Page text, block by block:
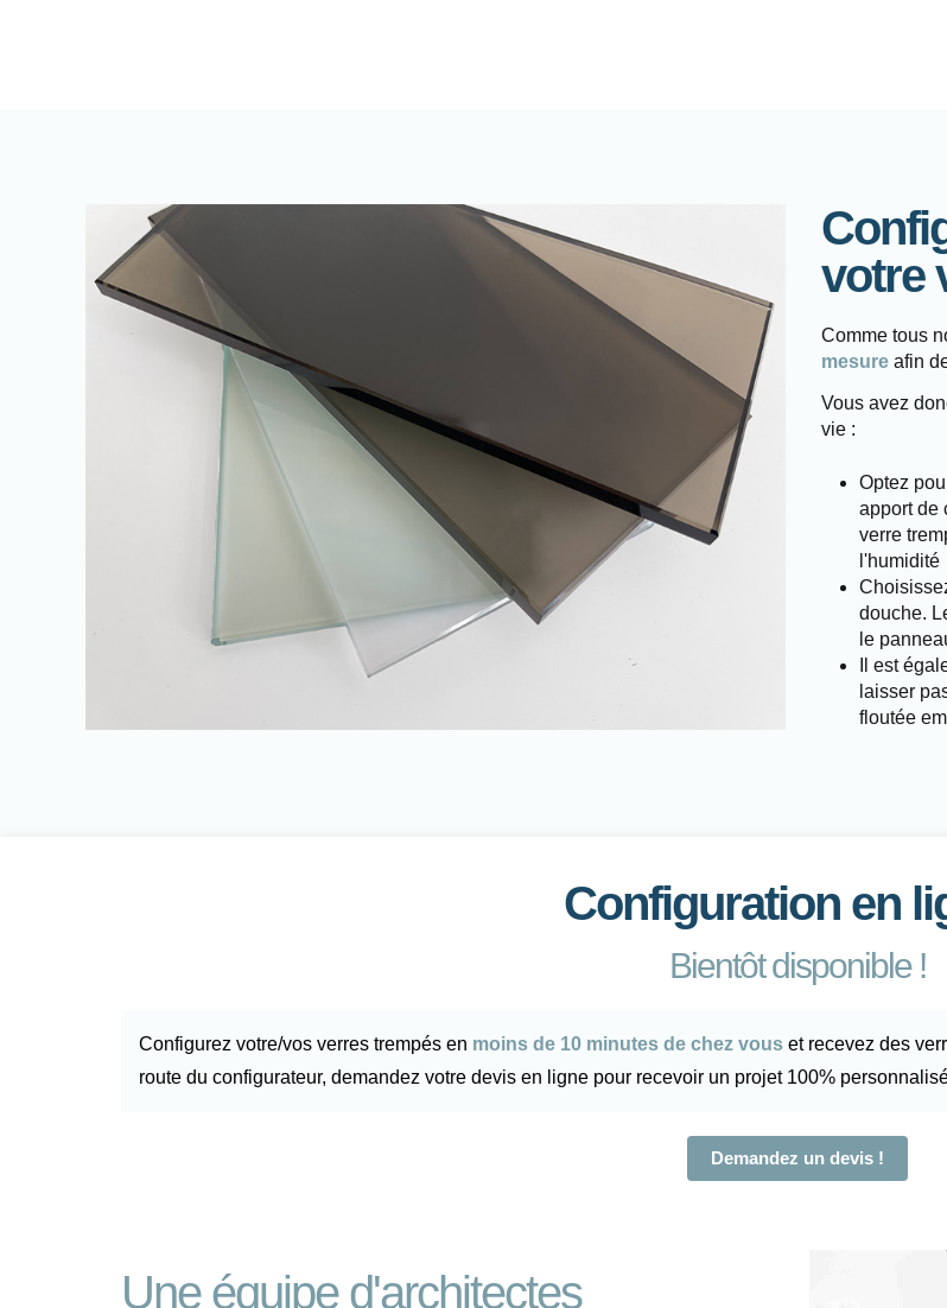
votre
Comme tous
mesure afin
Vous avez
vie :
Optez
apport de
verre
l'humidité
douche.
le
Il est
laisser
floutée
Configuration en
Bientôt disponible !
Configurez votre/vos verres trempés en moins de 10 minutes de chez vous et recevez des
route du configurateur, demandez votre devis en ligne pour recevoir un projet 100%
Demandez un devis !
Une équipe d'architectes